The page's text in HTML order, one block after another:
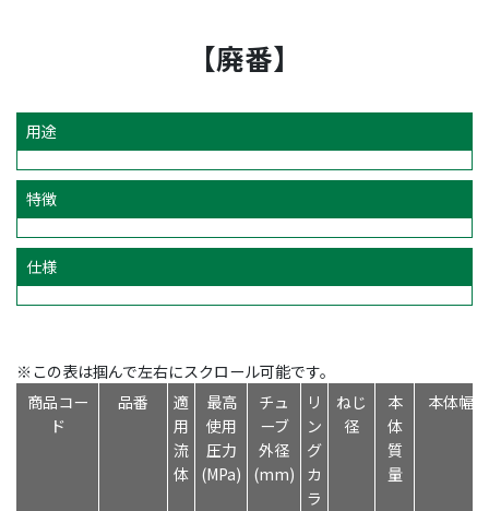
【廃番】
用途
特徴
仕様
※この表は掴んで左右にスクロール可能です。
商品コー
ド
品番
適
用
流
体
最高
使用
圧力
(MPa)
チュ
ーブ
外径
(mm)
リ
ン
グ
カ
ラ
ねじ
径
本
体
質
量
本体幅